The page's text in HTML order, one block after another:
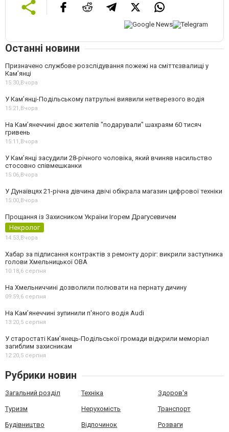
Останні новини
Призначено службове розслідування пожежі на сміттєзвалищі у
Кам’янці
15:30,Вчора
У Кам’янці-Подільському патрульні виявили нетверезого водія
15:21,Вчора
На Камʼянеччині двоє жителів "подарували" шахраям 60 тисяч
гривень
15:11,Вчора
У Камʼянці засудили 28-річного чоловіка, який вчиняв насильство
стосовно співмешканки
15:06,Вчора
У Дунаївцях 21-річна дівчина двічі обікрала магазин цифрової техніки
15:00,Вчора
Прощання із Захисником України Ігорем Драгусевичем
Некролог
14:53,Вчора
Хабар за підписання контрактів з ремонту доріг: викрили заступника
голови Хмельницької ОВА
10:18,6 серпня
На Хмельниччині дозволили полювати на пернату дичину
09:59,6 серпня
На Камʼянеччині зупинили п'яного водія Audi
13:20,5 серпня
У старостаті Кам’янець-Подільської громади відкрили меморіал
загиблим захисникам
12:20,5 серпня
Рубрики новин
Загальний розділ Техніка Здоров'я
Туризм Нерухомість Транспорт
Будівництво Відпочинок Розваги